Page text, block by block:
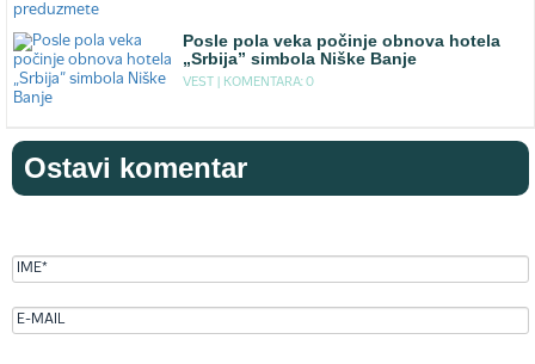
Posle pola veka počinje obnova hotela
„Srbija” simbola Niške Banje
VEST | KOMENTARA: 0
Ostavi komentar